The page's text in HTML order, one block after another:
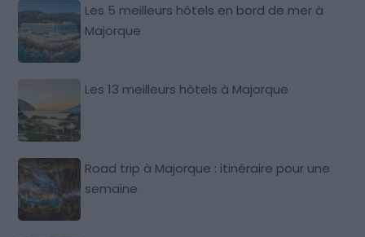
Les 5 meilleurs hôtels en bord de mer à
Majorque
Les 13 meilleurs hôtels à Majorque
Road trip à Majorque : itinéraire pour une
semaine